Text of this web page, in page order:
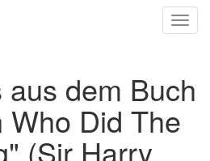
dem Buch
Who Did The
(Sir Harry